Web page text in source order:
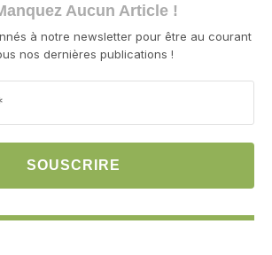
Aucun Article !
à notre newsletter pour être au courant
nos dernières publications !